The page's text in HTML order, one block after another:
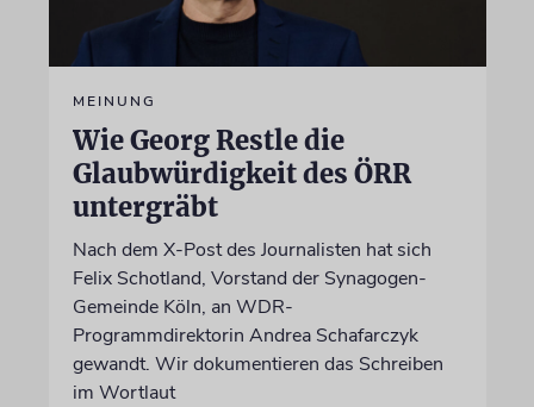
MEINUNG
Wie Georg Restle die
Glaubwürdigkeit des ÖRR
untergräbt
Nach dem X-Post des Journalisten hat sich
Felix Schotland, Vorstand der Synagogen-
Gemeinde Köln, an WDR-
Programmdirektorin Andrea Schafarczyk
gewandt. Wir dokumentieren das Schreiben
im Wortlaut